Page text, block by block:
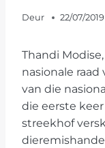
Deur 22/07/2019
Thandi
nasionale
van die
die eerste
streekhof